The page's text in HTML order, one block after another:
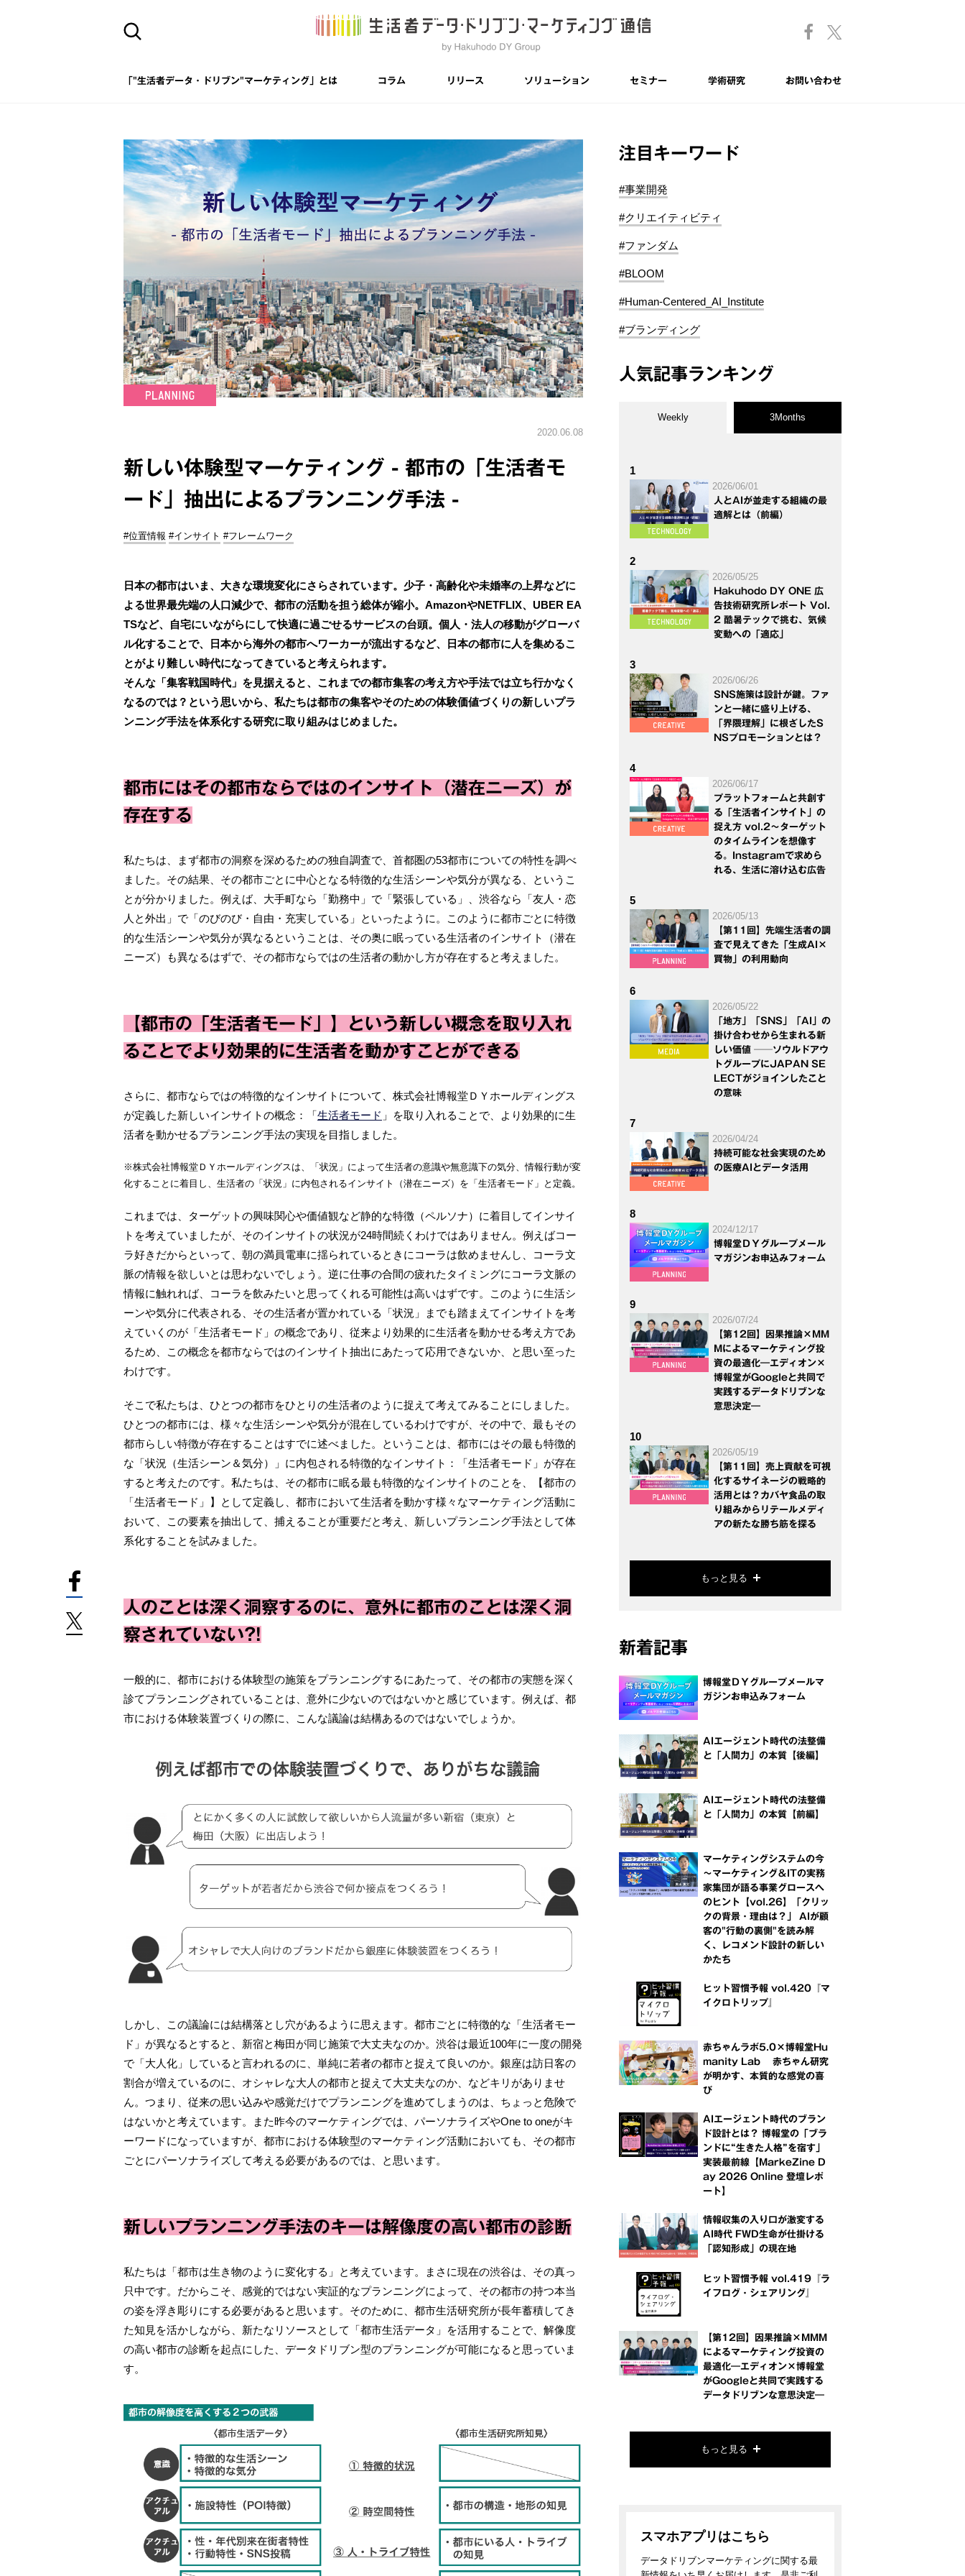
「"生活者データ・ドリブン"マーケティング」とは コラム リリース ソリューション セミナー 学術研究 お問い合わせ
2020.06.08
新しい体験型マーケティング - 都市の「生活者モ
ード」抽出によるプランニング手法 -
#位置情報 #インサイト #フレームワーク
日本の都市はいま、大きな環境変化にさらされています。少子・高齢化や未婚率の上昇などに
よる世界最先端の人口減少で、都市の活動を担う総体が縮小。AmazonやNETFLIX、UBER EA
TSなど、自宅にいながらにして快適に過ごせるサービスの台頭。個人・法人の移動がグローバ
ル化することで、日本から海外の都市へワーカーが流出するなど、日本の都市に人を集めるこ
とがより難しい時代になってきていると考えられます。
そんな「集客戦国時代」を見据えると、これまでの都市集客の考え方や手法では立ち行かなく
なるのでは？という思いから、私たちは都市の集客やそのための体験価値づくりの新しいプラ
ンニング手法を体系化する研究に取り組みはじめました。
都市にはその都市ならではのインサイト（潜在ニーズ）が
存在する
私たちは、まず都市の洞察を深めるための独自調査で、首都圏の53都市についての特性を調べ
ました。その結果、その都市ごとに中心となる特徴的な生活シーンや気分が異なる、というこ
とが分かりました。例えば、大手町なら「勤務中」で「緊張している」、渋谷なら「友人・恋
人と外出」で「のびのび・自由・充実している」といったように。このように都市ごとに特徴
的な生活シーンや気分が異なるということは、その奥に眠っている生活者のインサイト（潜在
ニーズ）も異なるはずで、その都市ならではの生活者の動かし方が存在すると考えました。
【都市の「生活者モード」】という新しい概念を取り入れ
ることでより効果的に生活者を動かすことができる
さらに、都市ならではの特徴的なインサイトについて、株式会社博報堂ＤＹホールディングス
が定義した新しいインサイトの概念：「生活者モード 」を取り入れることで、より効果的に生
活者を動かせるプランニング手法の実現を目指しました。
※株式会社博報堂ＤＹホールディングスは、「状況」によって生活者の意識や無意識下の気分、情報行動が変
化することに着目し、生活者の「状況」に内包されるインサイト（潜在ニーズ）を「生活者モード」と定義。
これまでは、ターゲットの興味関心や価値観など静的な特徴（ペルソナ）に着目してインサイ
トを考えていましたが、そのインサイトの状況が24時間続くわけではありません。例えばコー
ラ好きだからといって、朝の満員電車に揺られているときにコーラは飲めませんし、コーラ文
脈の情報を欲しいとは思わないでしょう。逆に仕事の合間の疲れたタイミングにコーラ文脈の
情報に触れれば、コーラを飲みたいと思ってくれる可能性は高いはずです。このように生活シ
ーンや気分に代表される、その生活者が置かれている「状況」までも踏まえてインサイトを考
えていくのが「生活者モード」の概念であり、従来より効果的に生活者を動かせる考え方であ
るため、この概念を都市ならではのインサイト抽出にあたって応用できないか、と思い至った
わけです。
そこで私たちは、ひとつの都市をひとりの生活者のように捉えて考えてみることにしました。
ひとつの都市には、様々な生活シーンや気分が混在しているわけですが、その中で、最もその
都市らしい特徴が存在することはすでに述べました。ということは、都市にはその最も特徴的
な「状況（生活シーン＆気分）」に内包される特徴的なインサイト：「生活者モード」が存在
すると考えたのです。私たちは、その都市に眠る最も特徴的なインサイトのことを、【都市の
「生活者モード」】として定義し、都市において生活者を動かす様々なマーケティング活動に
おいて、この要素を抽出して、捕えることが重要だと考え、新しいプランニング手法として体
系化することを試みました。
人のことは深く洞察するのに、意外に都市のことは深く洞
察されていない?!
一般的に、都市における体験型の施策をプランニングするにあたって、その都市の実態を深く
診てプランニングされていることは、意外に少ないのではないかと感じています。例えば、都
市における体験装置づくりの際に、こんな議論は結構あるのではないでしょうか。
しかし、この議論には結構落とし穴があるように思えます。都市ごとに特徴的な「生活者モー
ド」が異なるとすると、新宿と梅田が同じ施策で大丈夫なのか。渋谷は最近100年に一度の開発
で「大人化」していると言われるのに、単純に若者の都市と捉えて良いのか。銀座は訪日客の
割合が増えているのに、オシャレな大人の都市と捉えて大丈夫なのか、などキリがありませ
ん。つまり、従来の思い込みや感覚だけでプランニングを進めてしまうのは、ちょっと危険で
はないかと考えています。また昨今のマーケティングでは、パーソナライズやOne to oneがキ
ーワードになっていますが、都市における体験型のマーケティング活動においても、その都市
ごとにパーソナライズして考える必要があるのでは、と思います。
新しいプランニング手法のキーは解像度の高い都市の診断
私たちは「都市は生き物のように変化する」と考えています。まさに現在の渋谷は、その真っ
只中です。だからこそ、感覚的ではない実証的なプランニングによって、その都市の持つ本当
の姿を浮き彫りにする必要があると思います。そのために、都市生活研究所が長年蓄積してき
た知見を活かしながら、新たなリソースとして「都市生活データ」を活用することで、解像度
の高い都市の診断を起点にした、データドリブン型のプランニングが可能になると思っていま
す。
注目キーワード
#事業開発
#クリエイティビティ
#ファンダム
#BLOOM
#Human-Centered_AI_Institute
#ブランディング
人気記事ランキング
Weekly 3Months
1
2026/06/01
人とAIが並走する組織の最
適解とは（前編）
2
2026/05/25
Hakuhodo DY ONE 広
告技術研究所レポート Vol.
2 酷暑テックで挑む、気候
変動への「適応」
3
2026/06/26
SNS施策は設計が鍵。ファ
ンと一緒に盛り上げる、
「界隈理解」に根ざしたS
NSプロモーションとは？
4
2026/06/17
プラットフォームと共創す
る「生活者インサイト」の
捉え方 vol.2～ターゲット
のタイムラインを想像す
る。Instagramで求めら
れる、生活に溶け込む広告
5
2026/05/13
【第11回】先端生活者の調
査で見えてきた「生成AI×
買物」の利用動向
6
2026/05/22
「地方」「SNS」「AI」の
掛け合わせから生まれる新
しい価値 ──ソウルドアウ
トグループにJAPAN SE
LECTがジョインしたこと
の意味
7
2026/04/24
持続可能な社会実現のため
の医療AIとデータ活用
8
2024/12/17
博報堂ＤＹグループメール
マガジンお申込みフォーム
9
2026/07/24
【第12回】因果推論×MM
Mによるマーケティング投
資の最適化―エディオン×
博報堂がGoogleと共同で
実践するデータドリブンな
意思決定―
10
2026/05/19
【第11回】売上貢献を可視
化するサイネージの戦略的
活用とは？カバヤ食品の取
り組みからリテールメディ
アの新たな勝ち筋を探る
もっと見る
新着記事
博報堂ＤＹグループメールマ
ガジンお申込みフォーム
AIエージェント時代の法整備
と「人間力」の本質【後編】
AIエージェント時代の法整備
と「人間力」の本質【前編】
マーケティングシステムの今
～マーケティング＆ITの実務
家集団が語る事業グロースへ
のヒント【vol.26】「クリッ
クの背景・理由は？」 AIが顧
客の"行動の裏側"を読み解
く、レコメンド設計の新しい
かたち
ヒット習慣予報 vol.420『マ
イクロトリップ』
赤ちゃんラボ5.0×博報堂Hu
manity Lab 赤ちゃん研究
が明かす、本質的な感覚の喜
び
AIエージェント時代のブラン
ド設計とは？ 博報堂の「ブラ
ンドに“生きた人格”を宿す」
実装最前線【MarkeZine D
ay 2026 Online 登壇レポ
ート】
情報収集の入り口が激変する
AI時代 FWD生命が仕掛ける
「認知形成」の現在地
ヒット習慣予報 vol.419『ラ
イフログ・シェアリング』
【第12回】因果推論×MMM
によるマーケティング投資の
最適化―エディオン×博報堂
がGoogleと共同で実践する
データドリブンな意思決定―
もっと見る
スマホアプリはこちら
データドリブンマーケティングに関する最